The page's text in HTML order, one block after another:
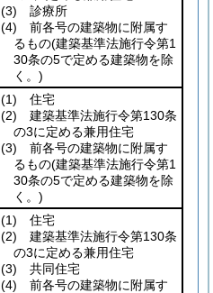
(3) 診療所
(4) 前各号の建築物に附属す
るもの(建築基準法施行令第1
30条の5で定める建築物を除
く。)
(1) 住宅
(2) 建築基準法施行令第130条
の3に定める兼用住宅
(3) 前各号の建築物に附属す
るもの(建築基準法施行令第1
30条の5で定める建築物を除
く。)
(1) 住宅
(2) 建築基準法施行令第130条
の3に定める兼用住宅
(3) 共同住宅
(4) 前各号の建築物に附属す